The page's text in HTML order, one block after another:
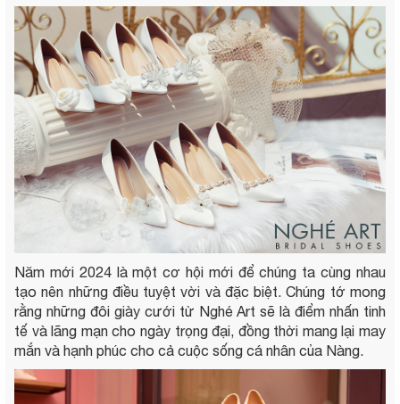
Năm mới 2024 là một cơ hội mới để chúng ta cùng nhau
tạo nên những điều tuyệt vời và đặc biệt. Chúng tớ mong
rằng những đôi giày cưới từ Nghé Art sẽ là điểm nhấn tinh
tế và lãng mạn cho ngày trọng đại, đồng thời mang lại may
mắn và hạnh phúc cho cả cuộc sống cá nhân của Nàng.